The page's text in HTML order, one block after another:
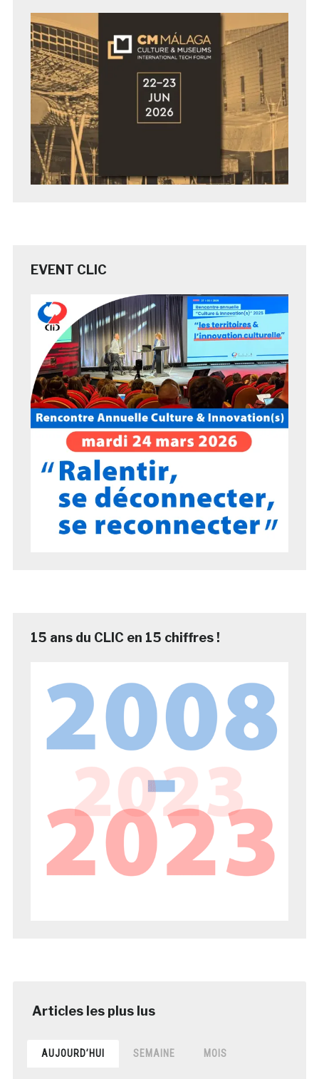
EVENT CLIC
15 ans du CLIC en 15 chiffres !
AUJOURD’HUI SEMAINE MOIS